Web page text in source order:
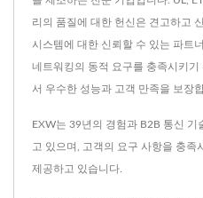
리의 품질에 대한 헌신은 견고하고
시스템에 대한 신뢰할 수 있는 파트
네트워킹의 동적 요구를 충족시키기
서 우수한 성능과 고객 만족을 보장
EXW는 39년의 경험과 B2B 통신
고 있으며, 고객의 요구 사항을 충족
제공하고 있습니다.